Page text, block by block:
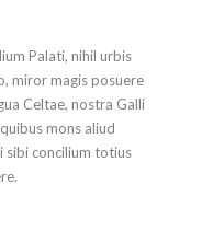
Palati, nihil urbis
miror magis posuere
Celtae, nostra Galli
mons aliud
sibi concilium totius